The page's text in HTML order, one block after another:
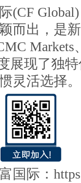
Global)
而出，是
Markets
展现了独
灵活选择。
际：